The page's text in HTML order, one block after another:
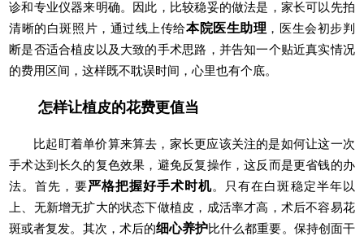
诊和专业仪器来明确。因此，比较稳妥的做法是，家长可以先拍
清晰的白斑照片，通过线上传给本院医生助理 ，医生会初步判
断是否适合植皮以及大致的手术思路，并告知一个贴近真实情况
的费用区间，这样既不耽误时间，心里也有个底。
怎样让植皮的花费更值当
比起盯着单价算来算去，家长更应该关注的是如何让这一次
手术达到长久的复色效果，避免反复操作，这反而是更省钱的办
法。首先，要严格把握好手术时机。只有在白斑稳定半年以
上、无新增无扩大的状态下做植皮，成活率才高，术后不容易花
斑或者复发。其次，术后的细心养护比什么都重要。保持创面干